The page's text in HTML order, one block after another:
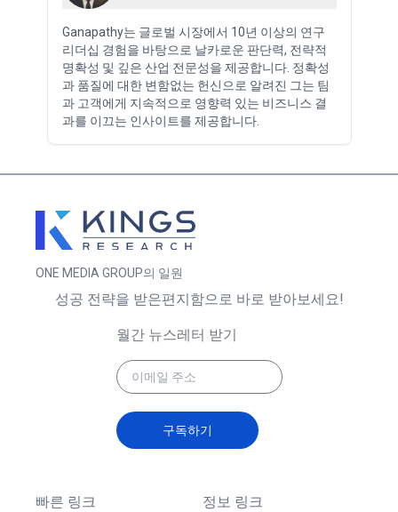
Ganapathy는 글로벌 시장에서 10년 이상의 연구
리더십 경험을 바탕으로 날카로운 판단력, 전략적
명확성 및 깊은 산업 전문성을 제공합니다. 정확성
과 품질에 대한 변함없는 헌신으로 알려진 그는 팀
과 고객에게 지속적으로 영향력 있는 비즈니스 결
과를 이끄는 인사이트를 제공합니다.
ONE MEDIA GROUP의 일원
빠른 링크 정보 링크
성공 전략을 받은편지함으로 바로 받아보세요!
월간 뉴스레터 받기
구독하기